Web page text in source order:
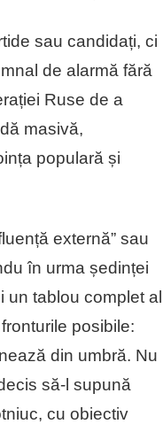
sau candidați, ci
de alarmă fără
Ruse de a
masivă,
populară și
externă” sau
în urma ședinței
tablou complet al
posibile:
din umbră. Nu
să-l supună
cu obiectiv